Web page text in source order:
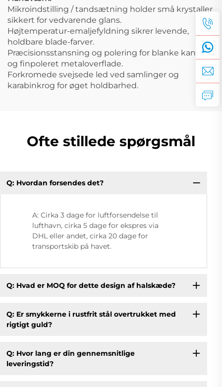
Mikroindstilling / tandsætning holder små krystaller
sikkert for vedvarende glans.
Højtemperatur-emaljefyldning sikrer levende,
holdbare blade-farver.
Præcisionsstansning og polering for blanke kanter
og finpoleret metaloverflade.
Forkromede svejsede led ved samlinger og
karabinkrog for øget holdbarhed.
Ofte stillede spørgsmål
Q: Hvordan forsendes det?
A: Cirka 3 dage for luftforsendelse til
lufthavn, cirka 5 dage for ekspres via
DHL eller andet, cirka 20 dage for
transportskib på havet.
Q: Hvad er MOQ for dette design af halskæde?
Q: Er smykkerne i rustfrit stål overtrukket med
rigtigt guld?
Q: Hvor lang er din gennemsnitlige
leveringstid?